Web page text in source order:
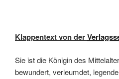
Klappentext von der
Sie ist die Königin des
bewundert, verleumdet,